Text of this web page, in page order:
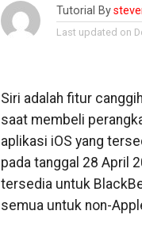
Tutorial By
Last updated on
Siri adalah fitur
saat membeli
aplikasi iOS yang
pada tanggal 28 April
tersedia untuk
semua untuk non-